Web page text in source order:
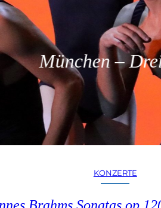
München –
KONZERTE